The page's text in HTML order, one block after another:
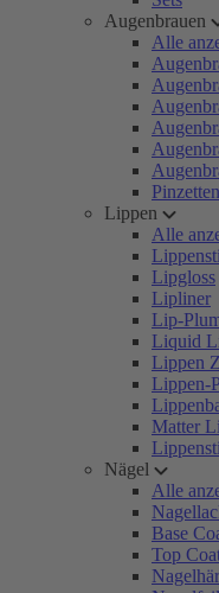
Augenbrauen
Alle
Pinzetten
Lippen
Alle
Lipgloss
Lipliner
Lip-
Liquid
Lippen
Lippen-
Matter
Nägel
Alle
Base
Top